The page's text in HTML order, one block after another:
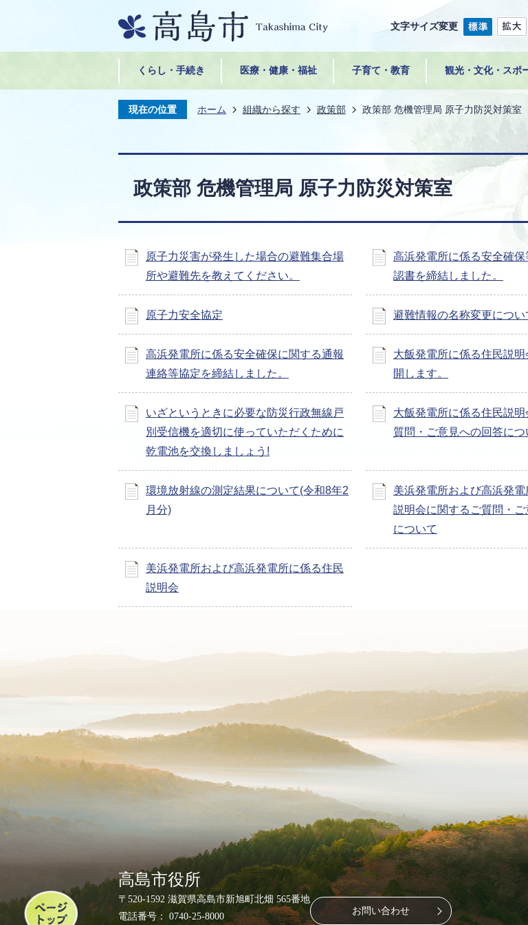
文字サイズ変更
くらし・手続き 医療・健康・福祉 子育て・教育 観光・文化・スポ
現在の位置 ホーム 組織から探す 政策部 政策部 危機管理局 原子力防災対策室
政策部 危機管理局 原子力防災対策室
原子力災害が発生した場合の避難集合場
所や避難先を教えてください。
高浜発電所に係る安全確
認書を締結しました。
原子力安全協定 避難情報の名称変更につい
高浜発電所に係る安全確保に関する通報
連絡等協定を締結しました。
大飯発電所に係る住民説
開します。
いざというときに必要な防災行政無線戸
別受信機を適切に使っていただくために
乾電池を交換しましょう!
大飯発電所に係る住民説
質問・ご意見への回答につ
環境放射線の測定結果について(令和8年2
月分)
美浜発電所および高浜発
説明会に関するご質問・
について
美浜発電所および高浜発電所に係る住民
説明会
ペ
ー
高島市役所
〒520-1592 滋賀県高島市新旭町北畑 565番地
電話番号： 0740-25-8000
お問い合わせ